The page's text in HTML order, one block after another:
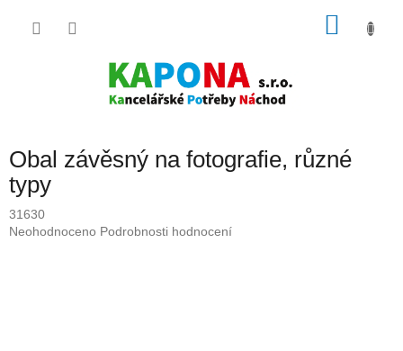
Obal závěsný na fotografie, různé
typy
31630
Průměrné
Neohodnoceno Podrobnosti hodnocení